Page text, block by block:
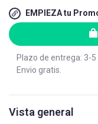
EMPIEZA tu
Plazo de entrega: 3-
Envio gratis.
Vista general